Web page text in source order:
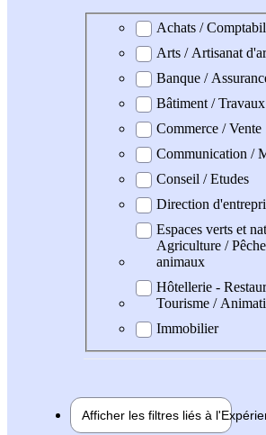
Domaine professionel
Achats /
Arts / Artisanat
Banque /
Bâtiment /
Commerce / Vente
Communication /
Conseil / Etudes
Direction
Espaces verts et
Agriculture /
animaux
Hôtellerie -
Tourisme /
Immobilier
Afficher les filtres liés à l'